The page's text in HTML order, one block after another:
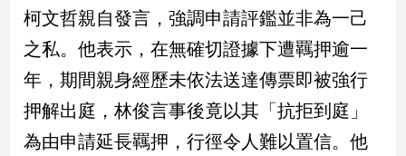
建
築/
室
內
設
計
旅
柯文哲親自發言，強調申請評鑑並非為一己
之私。他表示，在無確切證據下遭羈押逾一
年，期間親身經歷未依法送達傳票即被強行
押解出庭，林俊言事後竟以其「抗拒到庭」
為由申請延長羈押，行徑令人難以置信。他